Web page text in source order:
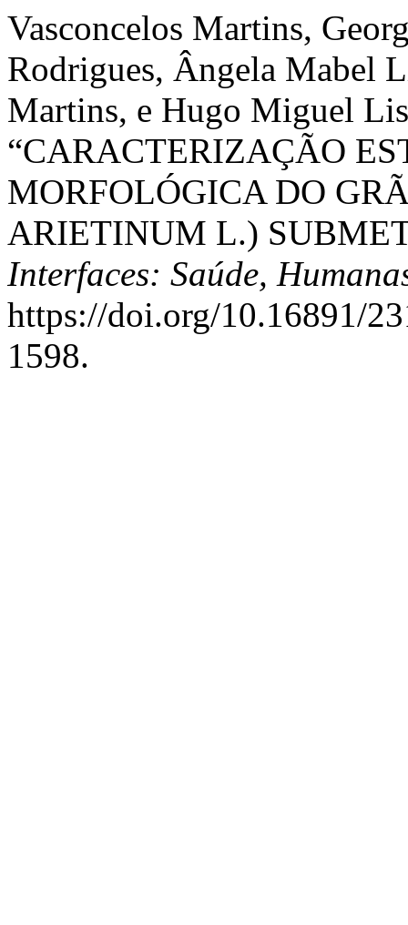
Vasconcelos Martins,
Rodrigues, Ângela Mabel
Martins, e Hugo Miguel
“CARACTERIZAÇÃO
MORFOLÓGICA DO
ARIETINUM L.)
Interfaces: Saúde,
https://doi.org/10.16891/
1598.